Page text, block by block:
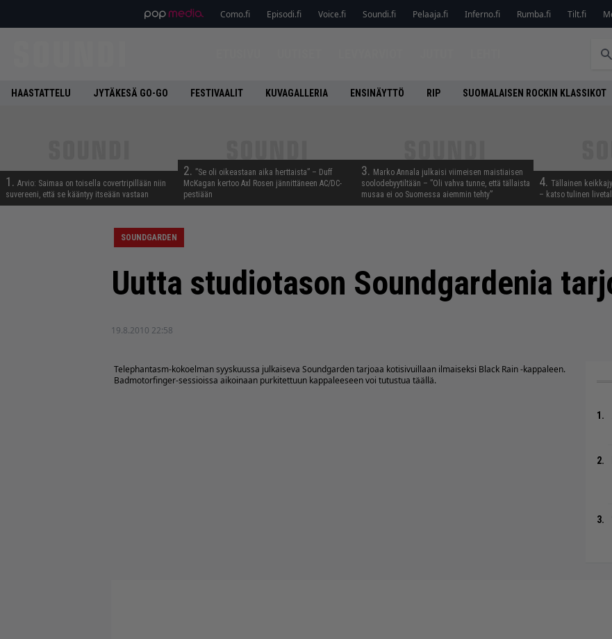
Como.fi Episodi.fi Voice.fi Soundi.fi Pelaaja.fi Inferno.fi Rumba.fi Tilt.fi
HAASTATTELU JYTÄKESÄ GO-GO FESTIVAALIT KUVAGALLERIA ENSINÄYTTÖ RIP SUOMALAISEN ROCKIN KLASSIKOT
1. Arvio: Saimaa on toisella covertripillään niin
suvereeni, että se kääntyy itseään vastaan
2. ”Se oli oikeastaan aika herttaista” – Duff
McKagan kertoo Axl Rosen jännittäneen AC/DC-
pestiään
3. Marko Annala julkaisi viimeisen maistiaisen
soolodebyytiltään – ”Oli vahva tunne, että tällaista
musaa ei oo Suomessa aiemmin tehty”
4. Tällainen
– katso tulinen
SOUNDGARDEN
Uutta studiotason Soundgardenia
19.8.2010 22:58
Telephantasm-kokoelman syyskuussa julkaiseva Soundgarden tarjoaa kotisivuillaan ilmaiseksi Black Rain -kappaleen.
Badmotorfinger-sessioissa aikoinaan purkitettuun kappaleeseen voi tutustua täällä.